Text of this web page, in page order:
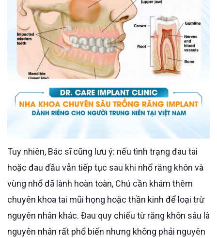
Tuy nhiên, Bác sĩ cũng lưu ý: nếu tình trạng đau tai
hoặc đau đầu vẫn tiếp tục sau khi nhổ răng khôn và
vùng nhổ đã lành hoàn toàn, Chú cần khám thêm
chuyên khoa tai mũi họng hoặc thần kinh để loại trừ
nguyên nhân khác. Đau quy chiếu từ răng khôn sâu là
nguyên nhân rất phổ biến nhưng không phải nguyên